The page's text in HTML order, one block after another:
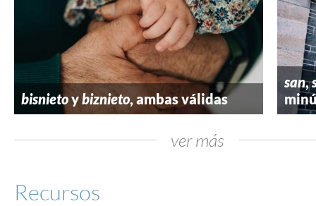
bisnietoybiznieto, ambas válidas
san,
ver más
Recursos